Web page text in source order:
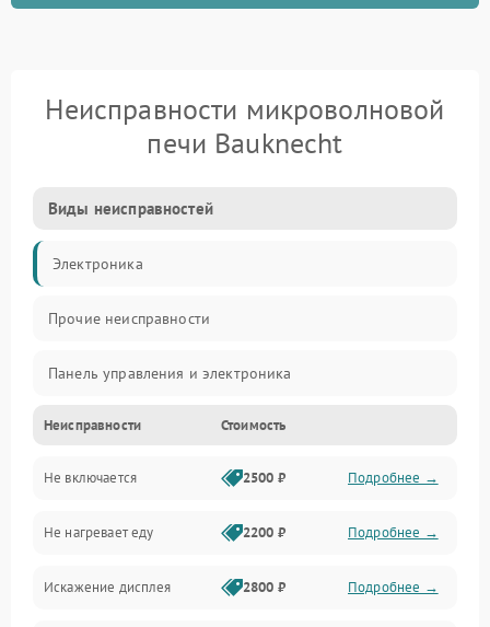
Неисправности микроволновой
печи Bauknecht
Виды неисправностей
Электроника
Прочие неисправности
Панель управления и электроника
Дверца и корпус
Механика и внутренние элементы
Механические повреждения
Питание и запуск
Неисправности Стоимость
Не включается 2500 ₽ Подробнее →
Не нагревает еду 2200 ₽ Подробнее →
Искажение дисплея 2800 ₽ Подробнее →